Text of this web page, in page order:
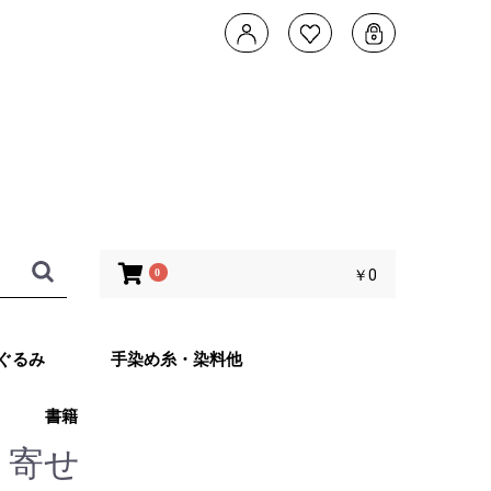
0 ￥0
るみ
デザイン 武
ト
もこのカメレ
あみぐるみ
手染め糸・染料他
書籍
せ